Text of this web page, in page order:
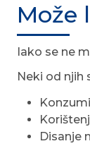
Može
Iako se ne
Neki od njih
Disanje